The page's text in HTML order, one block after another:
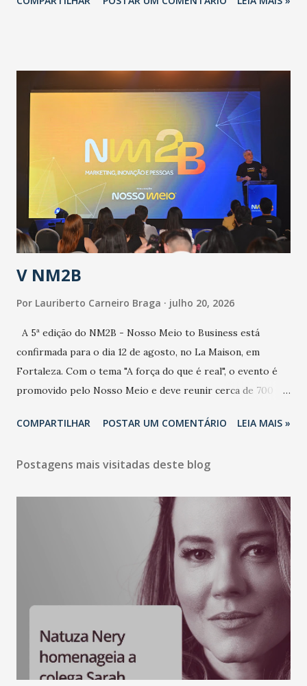
adotadas pelo Governo do Estado na contenção da
população suspeita e de cuidados com os ambientes
públicos e domiciliares. “Nós não estamos vivendo uma
epidemia comum, como temos em todos os anos, com
aumento de casos de dengue, influenza ou H1N1. Trata-se
de uma epidemia com um vírus diferente, com um poder de
contaminação maior que outros coronavírus”, apontou o
secretário. Segundo ele, é uma epidemia com chance de
contaminação alta, podendo gerar um grande risco à
população e ao sistema de saúde. “Precisamos saber fazer a
estratificação do risco da doença, para não so...
V NM2B
Por Lauriberto Carneiro Braga julho 20, 2026
A 5ª edição do NM2B - Nosso Meio to Business está
confirmada para o dia 12 de agosto, no La Maison, em
Fortaleza. Com o tema "A força do que é real", o evento é
promovido pelo Nosso Meio e deve reunir cerca de 700
e lideranças do Mercado Nacional. Desde 2022, o NM2B
de negócios do Nordeste, reunindo profissionais de marcas
LinkedIn, VISA, Grupo 3corações, TikTok e M. Dias Branco.
A nova edição chega em um momento em que autenticidade
e consistência ganham peso nas conversas sobre marca,
liderança e estratégia. - Vivemos um momento em que todo
mundo fala muito e poucos entregam de verdade. O NM2B
sempre existiu para dar palco a quem constrói com
consistência, e nesta edição isso fica ainda mais claro.
Vamos reforçar que ser genuíno sustenta a confiança entre
marcas, pessoas e mercado", afirma Tamires So...
COMPARTILHAR POSTAR UM COMENTÁRIO LEIA MAIS »
Postagens mais visitadas deste blog